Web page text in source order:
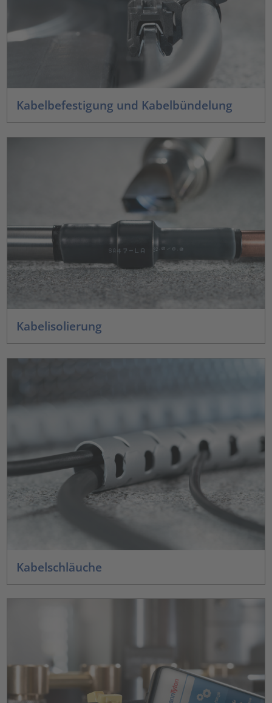
Kabelbefestigung und Kabelbündelung
Kabelisolierung
Kabelschläuche